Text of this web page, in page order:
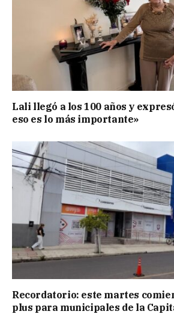
Lali llegó a los 100 años y
eso es lo más importante»
Recordatorio: este martes
plus para municipales de la